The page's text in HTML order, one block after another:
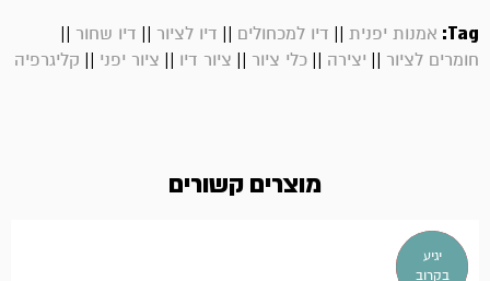
Tag: אמנות יפנית || דיו למכחולים || דיו לציור || דיו שחור ||
חומרים לציור || יצירה || כלי ציור || ציור דיו || ציור יפני || קליגרפיה
מוצרים קשורים
יגיע
בקרוב
אזל